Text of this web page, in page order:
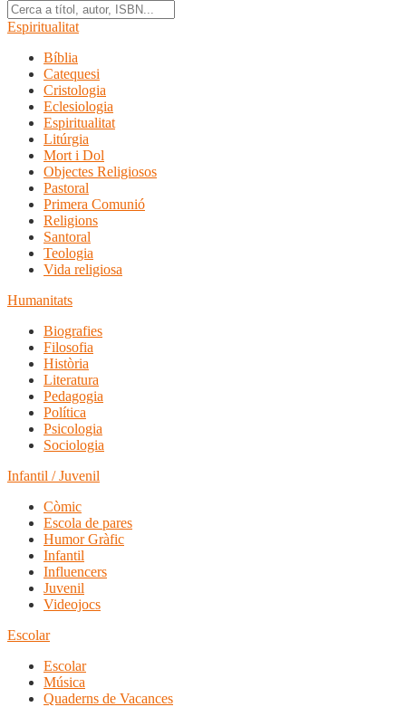
Espiritualitat
Bíblia
Catequesi
Cristologia
Eclesiologia
Espiritualitat
Litúrgia
Mort i Dol
Objectes Religiosos
Pastoral
Primera Comunió
Religions
Santoral
Teologia
Vida religiosa
Humanitats
Biografies
Filosofia
Història
Literatura
Pedagogia
Política
Psicologia
Sociologia
Infantil / Juvenil
Còmic
Escola de pares
Humor Gràfic
Infantil
Influencers
Juvenil
Videojocs
Escolar
Escolar
Música
Quaderns de Vacances